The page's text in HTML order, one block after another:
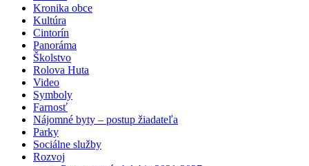
Kronika obce
Kultúra
Cintorín
Panoráma
Školstvo
Rolova Huta
Video
Symboly
Farnosť
Nájomné byty – postup žiadateľa
Parky
Sociálne služby
Rozvoj